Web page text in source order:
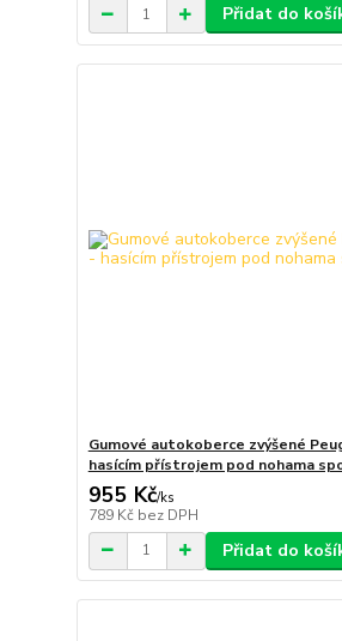
Přidat do
Gumové autokoberce zvýšené
hasícím přístrojem pod nohama
955 Kč/ks
789 Kč bez DPH
Přidat do